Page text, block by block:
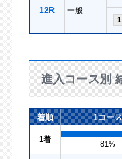
12R 一般
1
進入コース別
着順 1コース
1着
81%